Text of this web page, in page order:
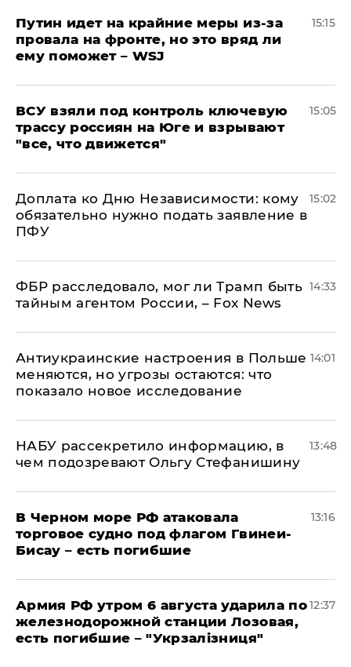
Путин идет на крайние меры из-за
провала на фронте, но это вряд ли
ему поможет – WSJ
15:15
ВСУ взяли под контроль ключевую
трассу россиян на Юге и взрывают
"все, что движется"
15:05
Доплата ко Дню Независимости: кому
обязательно нужно подать заявление в
ПФУ
15:02
ФБР расследовало, мог ли Трамп быть
тайным агентом России, – Fox News
14:33
Антиукраинские настроения в Польше
меняются, но угрозы остаются: что
показало новое исследование
14:01
НАБУ рассекретило информацию, в
чем подозревают Ольгу Стефанишину
13:48
В Черном море РФ атаковала
торговое судно под флагом Гвинеи-
Бисау – есть погибшие
13:16
Армия РФ утром 6 августа ударила по
железнодорожной станции Лозовая,
есть погибшие – "Укрзалізниця"
12:37